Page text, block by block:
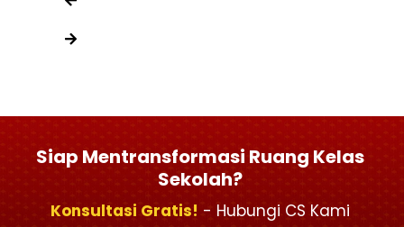
Siap Mentransformasi Ruang Kelas
Sekolah?
Konsultasi Gratis! - Hubungi CS Kami